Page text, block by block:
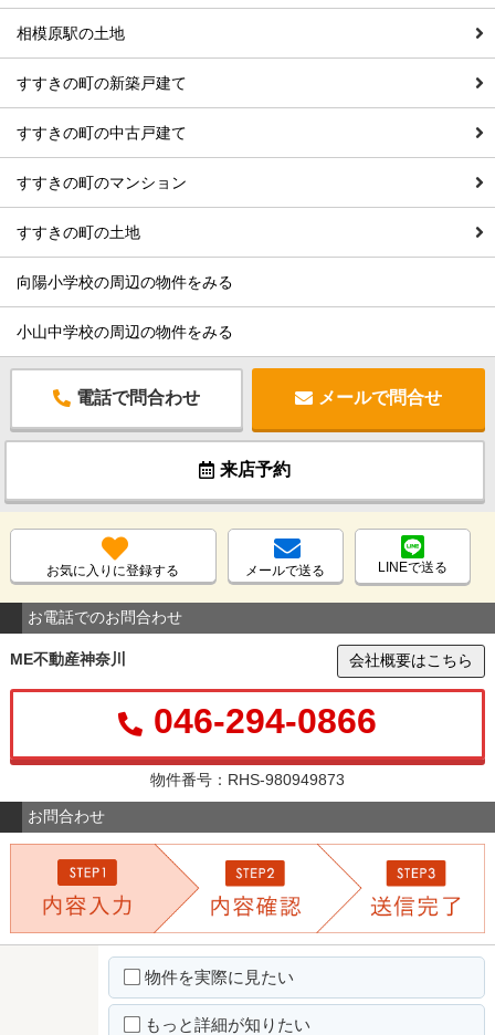
相模原駅の土地
すすきの町の新築戸建て
すすきの町の中古戸建て
すすきの町のマンション
すすきの町の土地
向陽小学校の周辺の物件をみる
小山中学校の周辺の物件をみる
電話で問合わせ メールで問合せ
来店予約
お気に入りに登録する メールで送る LINEで送る
お電話でのお問合わせ
ME不動産神奈川 会社概要はこちら
046-294-0866
物件番号：RHS-980949873
お問合わせ
物件を実際に見たい
もっと詳細が知りたい